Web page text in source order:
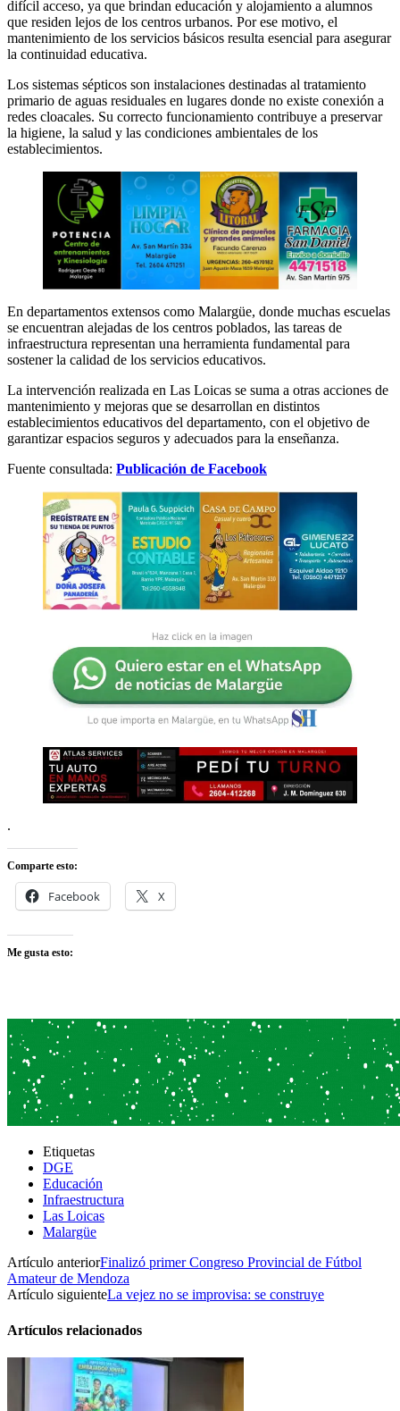
difícil acceso, ya que brindan educación y alojamiento a alumnos
que residen lejos de los centros urbanos. Por ese motivo, el
mantenimiento de los servicios básicos resulta esencial para asegurar
la continuidad educativa.
Los sistemas sépticos son instalaciones destinadas al tratamiento
primario de aguas residuales en lugares donde no existe conexión a
redes cloacales. Su correcto funcionamiento contribuye a preservar
la higiene, la salud y las condiciones ambientales de los
establecimientos.
En departamentos extensos como Malargüe, donde muchas escuelas
se encuentran alejadas de los centros poblados, las tareas de
infraestructura representan una herramienta fundamental para
sostener la calidad de los servicios educativos.
La intervención realizada en Las Loicas se suma a otras acciones de
mantenimiento y mejoras que se desarrollan en distintos
establecimientos educativos del departamento, con el objetivo de
garantizar espacios seguros y adecuados para la enseñanza.
Fuente consultada: Publicación de Facebook
.
Comparte esto:
Facebook X
Me gusta esto:
Etiquetas
DGE
Educación
Infraestructura
Las Loicas
Malargüe
Artículo anteriorFinalizó primer Congreso Provincial de Fútbol
Amateur de Mendoza
Artículo siguienteLa vejez no se improvisa: se construye
Artículos relacionados